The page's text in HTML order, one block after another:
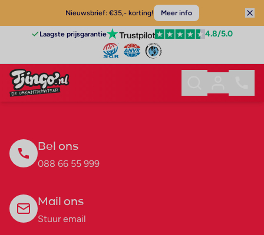
Nieuwsbrief: €35,- korting! Meer info
Laagste prijsgarantie 4.8/5.0
Bel ons
088 66 55 999
Mail ons
Stuur email